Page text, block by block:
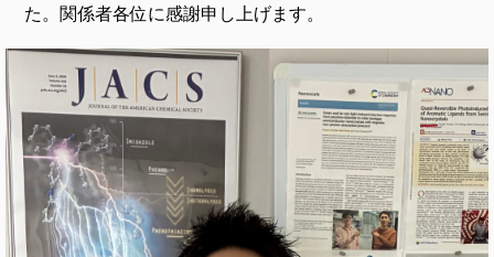
た。関係者各位に感謝申し上げます。